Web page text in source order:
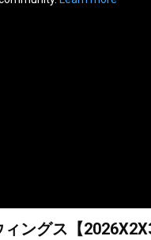
ングス【